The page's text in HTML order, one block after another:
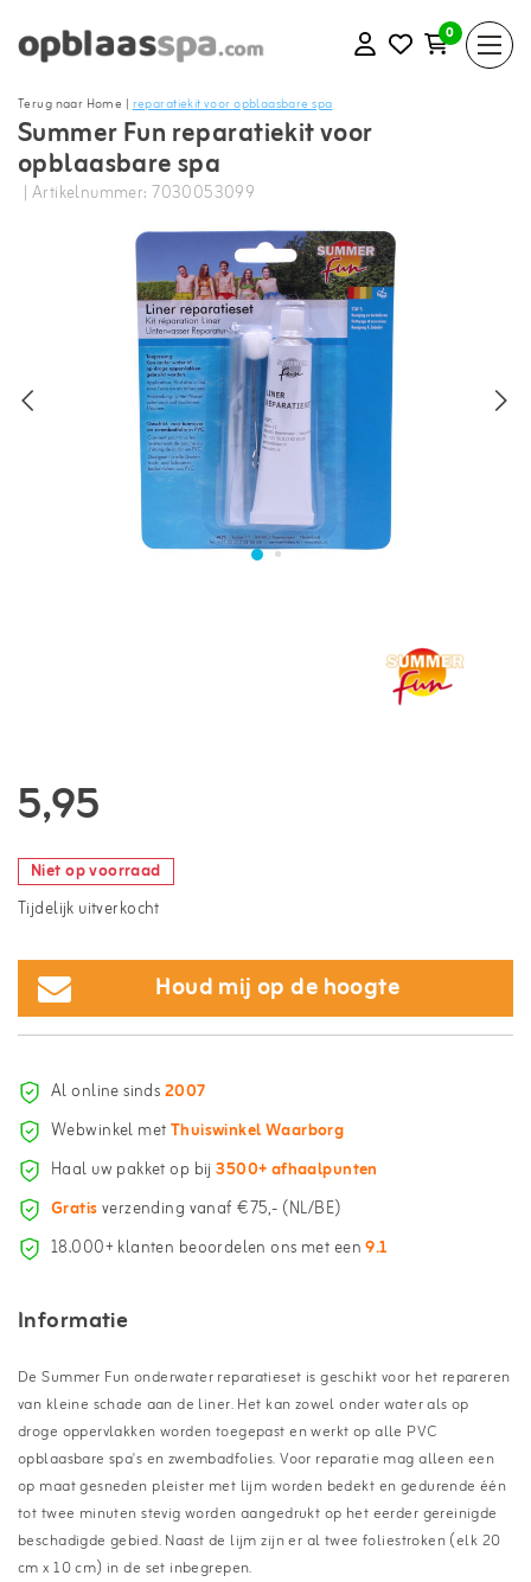
0
Terug naar Home |reparatiekit voor opblaasbare spa
Summer Fun reparatiekit voor
opblaasbare spa
| Artikelnummer: 7030053099
5,95
Niet op voorraad
Tijdelijk uitverkocht
Houd mij op de hoogte
Al online sinds2007
Webwinkel metThuiswinkel Waarborg
Haal uw pakket op bij3500+ afhaalpunten
Gratisverzending vanaf €75,- (NL/BE)
18.000+ klanten beoordelen ons met een9.1
Informatie
De Summer Fun onderwater reparatieset is geschikt voor het repareren
van kleine schade aan de liner. Het kan zowel onder water als op
droge oppervlakken worden toegepast en werkt op alle PVC
opblaasbare spa's en zwembadfolies. Voor reparatie mag alleen een
op maat gesneden pleister met lijm worden bedekt en gedurende één
tot twee minuten stevig worden aangedrukt op het eerder gereinigde
beschadigde gebied. Naast de lijm zijn er al twee foliestroken (elk 20
cm x 10 cm) in de set inbegrepen.